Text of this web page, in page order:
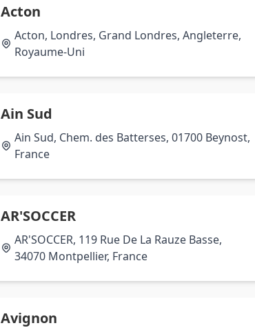
Acton
Acton, Londres, Grand Londres, Angleterre,
Royaume-Uni
Ain Sud
Ain Sud, Chem. des Batterses, 01700 Beynost,
France
AR'SOCCER
AR'SOCCER, 119 Rue De La Rauze Basse,
34070 Montpellier, France
Avignon